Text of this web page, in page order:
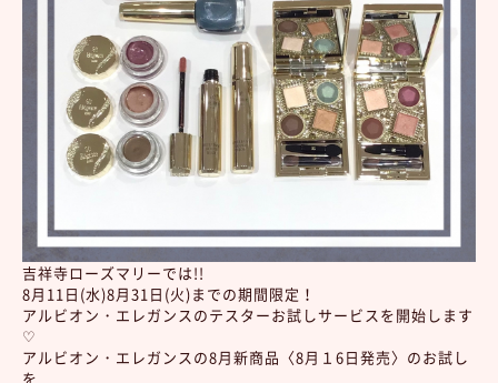
吉祥寺ローズマリーでは!!
8月11日(水)8月31日(火)までの期間限定！
アルビオン・エレガンスのテスターお試しサービスを開始します
♡
アルビオン・エレガンスの8月新商品〈8月１6日発売〉のお試し
を